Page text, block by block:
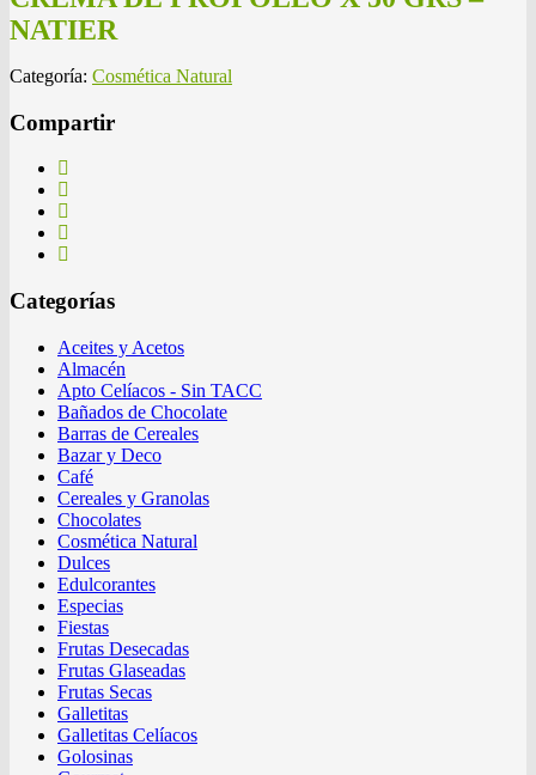
NATIER
Categoría: Cosmética Natural
Compartir
Categorías
Aceites y Acetos
Almacén
Apto Celíacos - Sin TACC
Bañados de Chocolate
Barras de Cereales
Bazar y Deco
Café
Cereales y Granolas
Chocolates
Cosmética Natural
Dulces
Edulcorantes
Especias
Fiestas
Frutas Desecadas
Frutas Glaseadas
Frutas Secas
Galletitas
Galletitas Celíacos
Golosinas